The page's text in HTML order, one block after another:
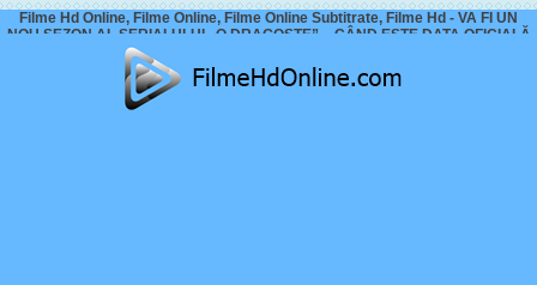
Filme Hd Online, Filme Online, Filme Online Subtitrate, Filme Hd - VA FI UN
NOU SEZON AL SERIALULUI „O DRAGOSTE” – CÂND ESTE DATA OFICIALĂ